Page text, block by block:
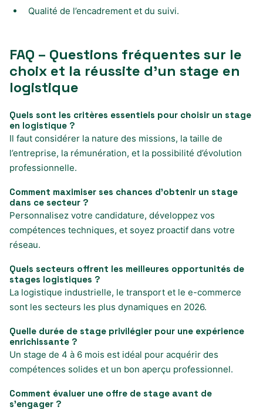
Qualité de l’encadrement et du suivi.
FAQ – Questions fréquentes sur le
choix et la réussite d’un stage en
logistique
Quels sont les critères essentiels pour choisir un stage
en logistique ?
Il faut considérer la nature des missions, la taille de
l’entreprise, la rémunération, et la possibilité d’évolution
professionnelle.
Comment maximiser ses chances d’obtenir un stage
dans ce secteur ?
Personnalisez votre candidature, développez vos
compétences techniques, et soyez proactif dans votre
réseau.
Quels secteurs offrent les meilleures opportunités de
stages logistiques ?
La logistique industrielle, le transport et le e-commerce
sont les secteurs les plus dynamiques en 2026.
Quelle durée de stage privilégier pour une expérience
enrichissante ?
Un stage de 4 à 6 mois est idéal pour acquérir des
compétences solides et un bon aperçu professionnel.
Comment évaluer une offre de stage avant de
s’engager ?